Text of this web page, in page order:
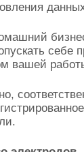
себе
вашей